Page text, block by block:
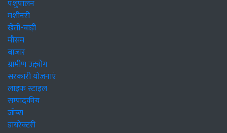
पशुपालन
मशीनरी
खेती-बाड़ी
मौसम
बाजार
ग्रामीण उद्द्योग
सरकारी योजनाएं
लाइफ स्टाइल
सम्पादकीय
जॉब्स
डायरेक्टरी